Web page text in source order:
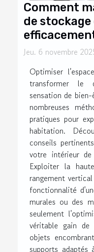
Comment
de stockage
Jeu. 6 novembre
Optimiser
transformer le
sensation de
nombreuses
pratiques pour
habitation.
conseils
votre intérieur
Exploiter la
rangement
fonctionnalité
murales ou des
seulement
véritable gain
objets
supports adaptés